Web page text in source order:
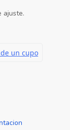
ajuste.